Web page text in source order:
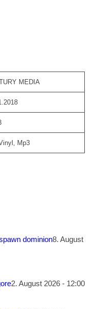
MEDIA
Mp3
dominion8. August
2. August 2026 - 12:00